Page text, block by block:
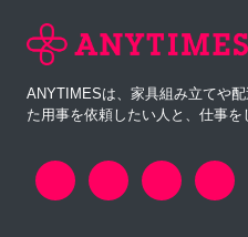
ANYTIMESは、家具組み立てや
た用事を依頼したい人と、仕事を